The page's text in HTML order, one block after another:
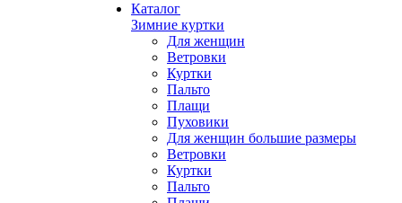
Каталог
Зимние куртки
Для женщин
Ветровки
Куртки
Пальто
Плащи
Пуховики
Для женщин большие размеры
Ветровки
Куртки
Пальто